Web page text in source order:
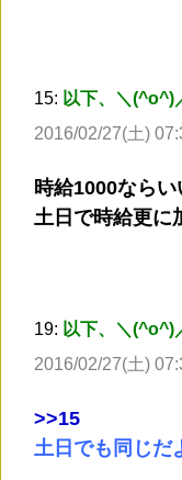
15: 以下、＼(^o^)
2016/02/27(土)
時給1000なら
土日で時給更に
19: 以下、＼(^o^)
2016/02/27(土)
>>15
土日でも同じだ